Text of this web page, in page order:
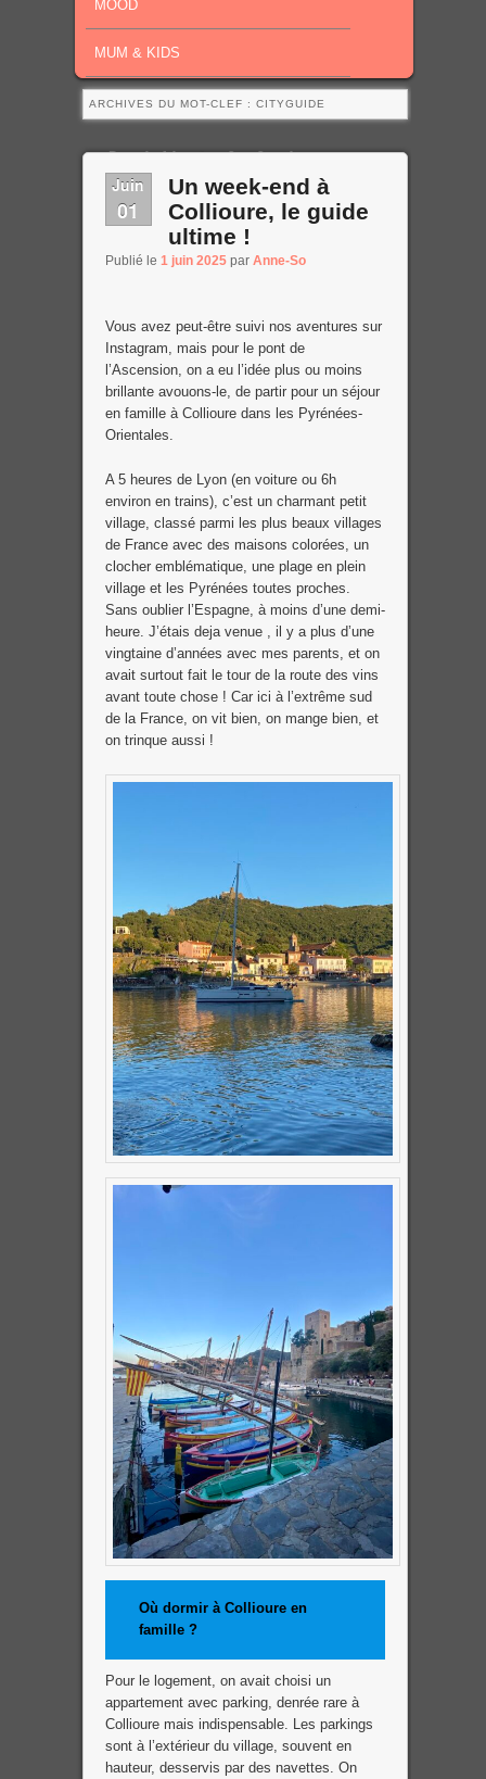
MOOD
MUM & KIDS
ARCHIVES DU MOT-CLEF : CITYGUIDE
Page 1 of 4 1 2 3 4
Juin
01
Un week-end à
Collioure, le guide
ultime !
Publié le 1 juin 2025 par Anne-So
Vous avez peut-être suivi nos aventures sur
Instagram, mais pour le pont de
l’Ascension, on a eu l’idée plus ou moins
brillante avouons-le, de partir pour un séjour
en famille à Collioure dans les Pyrénées-
Orientales.
A 5 heures de Lyon (en voiture ou 6h
environ en trains), c’est un charmant petit
village, classé parmi les plus beaux villages
de France avec des maisons colorées, un
clocher emblématique, une plage en plein
village et les Pyrénées toutes proches.
Sans oublier l’Espagne, à moins d’une demi-
heure. J’étais deja venue , il y a plus d’une
vingtaine d’années avec mes parents, et on
avait surtout fait le tour de la route des vins
avant toute chose ! Car ici à l’extrême sud
de la France, on vit bien, on mange bien, et
on trinque aussi !
Où dormir à Collioure en
famille ?
Pour le logement, on avait choisi un
appartement avec parking, denrée rare à
Collioure mais indispensable. Les parkings
sont à l’extérieur du village, souvent en
hauteur, desservis par des navettes. On